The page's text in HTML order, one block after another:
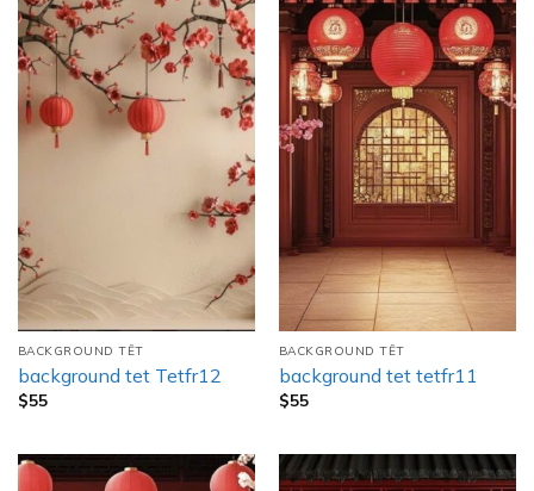
BACKGROUND TẾT
background tet Tetfr12
$55
BACKGROUND TẾT
background tet tetfr11
$55